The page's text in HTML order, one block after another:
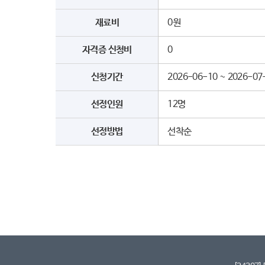
재료비 0원
자격증 신청비 0
신청기간 2026-06-10 ~ 2026-
선정인원 12명
선정방법 선착순